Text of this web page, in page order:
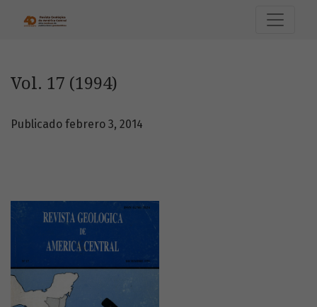
Vol. 17 (1994)
Publicado febrero 3, 2014